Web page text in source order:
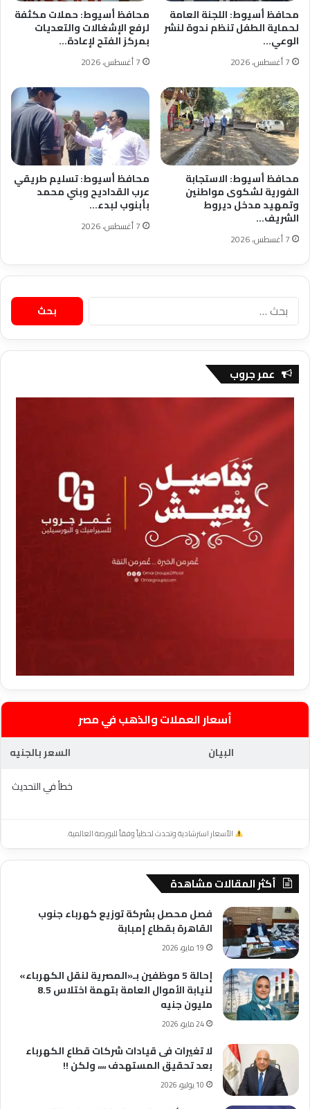
محافظ أسيوط: اللجنة العامة
لحماية الطفل تنظم ندوة لنشر
الوعي…
7 أغسطس، 2026
محافظ أسيوط: حملات مكثفة
لرفع الإشغالات والتعديات
بمركز الفتح لإعادة…
7 أغسطس، 2026
محافظ أسيوط: الاستجابة
الفورية لشكوى مواطنين
وتمهيد مدخل ديروط
الشريف…
7 أغسطس، 2026
محافظ أسيوط: تسليم طريقي
عرب القداديح وبني محمد
بأبنوب لبدء…
7 أغسطس، 2026
البحث
عن:
عمر جروب
أسعار العملات والذهب في مصر
البيان
السعر بالجنيه
خطأ في التحديث
الأسعار استرشادية وتحدث لحظياً وفقاً للبورصة العالمية.
أكثر المقالات مشاهدة
فصل محصل بشركة توزيع كهرباء جنوب
القاهرة بقطاع إمبابة
19 مايو، 2026
إحالة 5 موظفين بـ«المصرية لنقل الكهرباء»
لنيابة الأموال العامة بتهمة اختلاس 8.5
مليون جنيه
24 مايو، 2026
لا تغيرات فى قيادات شركات قطاع الكهرباء
بعد تحقيق المستهدف ،،،، ولكن !!
10 يوليو، 2026